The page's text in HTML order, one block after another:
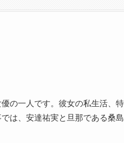
の一人です。彼女の私生活、
は、安達祐実と旦那である桑